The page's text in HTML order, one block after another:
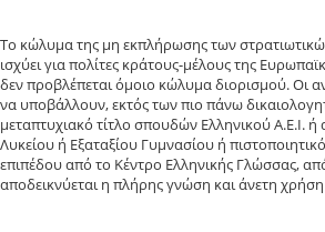
Το κώλυμα της μη εκπλήρωσης των
ισχύει για πολίτες κράτους-μέλους της
δεν προβλέπεται όμοιο κώλυμα διορισμού. Οι
να υποβάλλουν, εκτός των πιο πάνω
μεταπτυχιακό τίτλο σπουδών Ελληνικού Α.Ε.Ι.
Λυκείου ή Εξαταξίου Γυμνασίου ή
επιπέδου από το Κέντρο Ελληνικής Γλώσσας,
αποδεικνύεται η πλήρης γνώση και άνετη